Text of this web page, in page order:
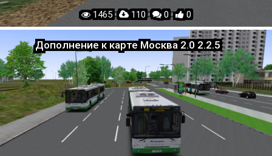
1465 · 110 · 0 · 0
Дополнение к карте Москва 2.0 2.2.5